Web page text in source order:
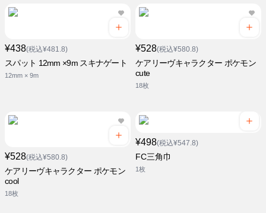
¥438(税込¥481.8)
スパット 12mm ×9m スキナゲート
12mm × 9m
¥528(税込¥580.8)
ケアリーヴキャラクター ポケモン
cute
18枚
¥528(税込¥580.8)
ケアリーヴキャラクター ポケモン
cool
18枚
¥498(税込¥547.8)
FC三角巾
1枚